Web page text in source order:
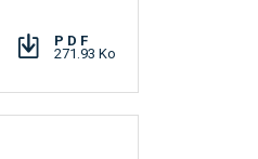
PDF
271.93 Ko